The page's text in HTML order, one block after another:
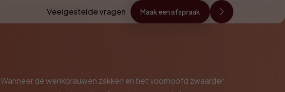
Veelgestelde vragen Maak een afspraak
Wanneer de wenkbrauwen zakken en het voorhoofd zwaarder